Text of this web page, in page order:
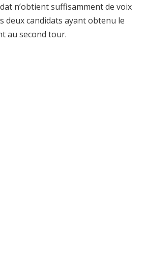
n’obtient suffisamment de voix
deux candidats ayant obtenu le
au second tour.